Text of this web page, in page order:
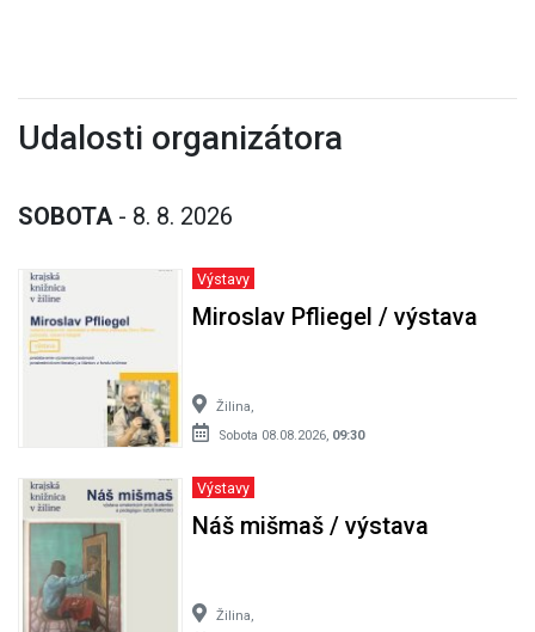
Udalosti organizátora
SOBOTA - 8. 8. 2026
Výstavy
Miroslav Pfliegel / výstava
Žilina,
Sobota 08.08.2026, 09:30
Výstavy
Náš mišmaš / výstava
Žilina,